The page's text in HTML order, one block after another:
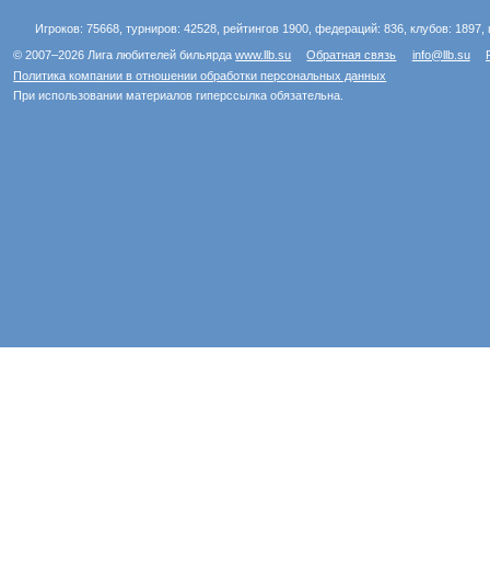
Игроков: 75668, турниров: 42528, рейтингов 1900, федераций: 836, клубов:
© 2007–2026 Лига любителей бильярдаwww.llb.su Обратная связь info@llb.su
Политика компании в отношении обработки персональных данных
При использовании материалов гиперссылка обязательна.